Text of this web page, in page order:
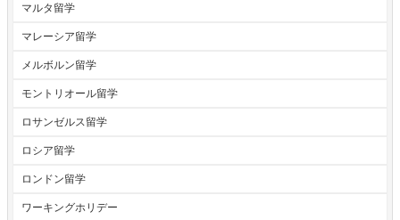
マルタ留学
マレーシア留学
メルボルン留学
モントリオール留学
ロサンゼルス留学
ロシア留学
ロンドン留学
ワーキングホリデー